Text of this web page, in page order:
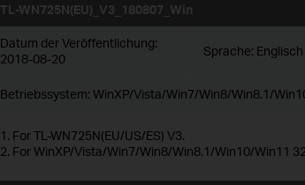
TL-WN725N(EU)_V3_180807_Win
Datum der Veröffentlichung:
2018-08-20
Sprache: Englisch
Betriebssystem: WinXP/Vista/Win7/Win8/Win8.1/
1. For TL-WN725N(EU/US/ES) V3.
2. For WinXP/Vista/Win7/Win8/Win8.1/Win10/Win11